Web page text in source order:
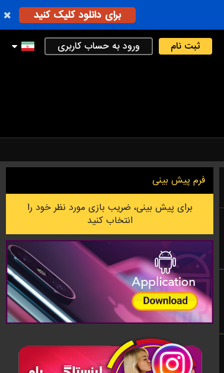
برای دانلود کلیک کنید
ثبت نام ورود به حساب کاربری
فرم پیش بینی
برای پیش بینی، ضریب بازی مورد نظر خود را
انتخاب کنید